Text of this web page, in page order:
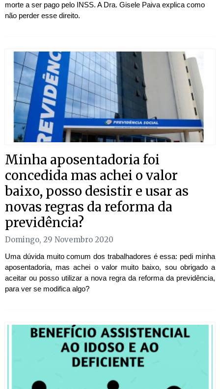
morte a ser pago pelo INSS. A Dra. Gisele Paiva explica como
não perder esse direito.
Minha aposentadoria foi
concedida mas achei o valor
baixo, posso desistir e usar as
novas regras da reforma da
previdência?
Domingo, 29 Novembro 2020
Uma dúvida muito comum dos trabalhadores é essa: pedi minha
aposentadoria, mas achei o valor muito baixo, sou obrigado a
aceitar ou posso utilizar a nova regra da reforma da previdência,
para ver se modifica algo?